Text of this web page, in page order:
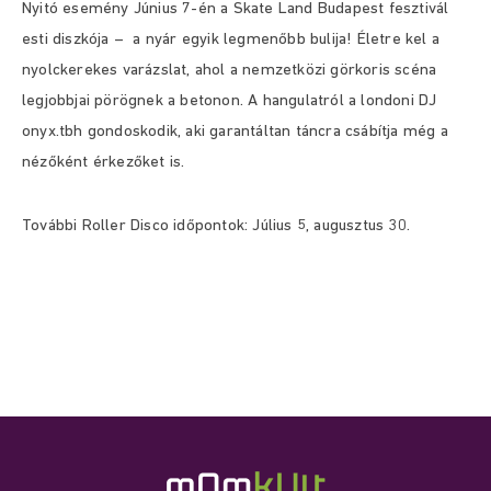
Nyitó esemény Június 7-én a Skate Land Budapest fesztivál
esti diszkója – a nyár egyik legmenőbb bulija! Életre kel a
nyolckerekes varázslat, ahol a nemzetközi görkoris scéna
legjobbjai pörögnek a betonon. A hangulatról a londoni DJ
onyx.tbh gondoskodik, aki garantáltan táncra csábítja még a
nézőként érkezőket is.
További Roller Disco időpontok: Július 5, augusztus 30.